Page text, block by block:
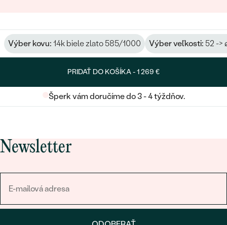
Výber kovu: 14k biele zlato 585/1000 Výber veľkosti: 52 ->
PRIDAŤ DO KOŠÍKA -1 269 €
Šperk vám doručíme do 3 - 4 týždňov.
Newsletter